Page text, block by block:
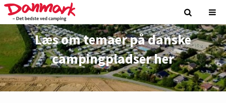
Læs om temaer på danske
campingpladser her